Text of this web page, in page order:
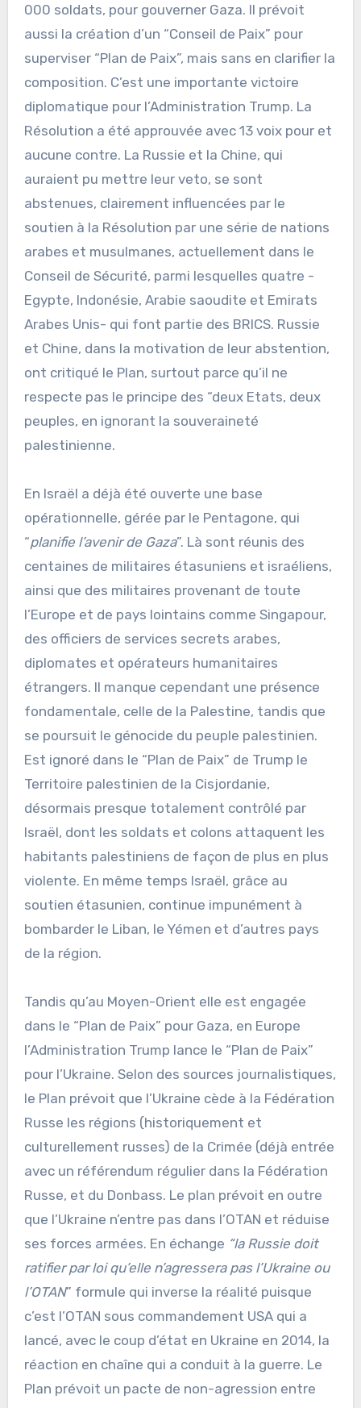
000 soldats, pour gouverner Gaza. Il prévoit
aussi la création d’un “Conseil de Paix” pour
superviser “Plan de Paix”, mais sans en clarifier la
composition. C’est une importante victoire
diplomatique pour l’Administration Trump. La
Résolution a été approuvée avec 13 voix pour et
aucune contre. La Russie et la Chine, qui
auraient pu mettre leur veto, se sont
abstenues, clairement influencées par le
soutien à la Résolution par une série de nations
arabes et musulmanes, actuellement dans le
Conseil de Sécurité, parmi lesquelles quatre -
Egypte, Indonésie, Arabie saoudite et Emirats
Arabes Unis- qui font partie des BRICS. Russie
et Chine, dans la motivation de leur abstention,
ont critiqué le Plan, surtout parce qu’il ne
respecte pas le principe des “deux Etats, deux
peuples, en ignorant la souveraineté
palestinienne.
En Israël a déjà été ouverte une base
opérationnelle, gérée par le Pentagone, qui
“planifie l’avenir de Gaza”. Là sont réunis des
centaines de militaires étasuniens et israéliens,
ainsi que des militaires provenant de toute
l’Europe et de pays lointains comme Singapour,
des officiers de services secrets arabes,
diplomates et opérateurs humanitaires
étrangers. Il manque cependant une présence
fondamentale, celle de la Palestine, tandis que
se poursuit le génocide du peuple palestinien.
Est ignoré dans le “Plan de Paix” de Trump le
Territoire palestinien de la Cisjordanie,
désormais presque totalement contrôlé par
Israël, dont les soldats et colons attaquent les
habitants palestiniens de façon de plus en plus
violente. En même temps Israël, grâce au
soutien étasunien, continue impunément à
bombarder le Liban, le Yémen et d’autres pays
de la région.
Tandis qu’au Moyen-Orient elle est engagée
dans le “Plan de Paix” pour Gaza, en Europe
l’Administration Trump lance le “Plan de Paix”
pour l’Ukraine. Selon des sources journalistiques,
le Plan prévoit que l’Ukraine cède à la Fédération
Russe les régions (historiquement et
culturellement russes) de la Crimée (déjà entrée
avec un référendum régulier dans la Fédération
Russe, et du Donbass. Le plan prévoit en outre
que l’Ukraine n’entre pas dans l’OTAN et réduise
ses forces armées. En échange “la Russie doit
ratifier par loi qu’elle n’agressera pas l’Ukraine ou
l’OTAN” formule qui inverse la réalité puisque
c’est l’OTAN sous commandement USA qui a
lancé, avec le coup d’état en Ukraine en 2014, la
réaction en chaîne qui a conduit à la guerre. Le
Plan prévoit un pacte de non-agression entre